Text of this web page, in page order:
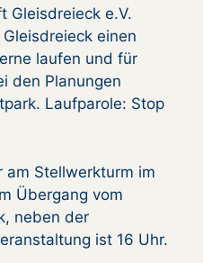
Gleisdreieck e.V.
einen
laufen und für
den Planungen
Laufparole: Stop
am Stellwerkturm im
Übergang vom
neben der
ist 16 Uhr.